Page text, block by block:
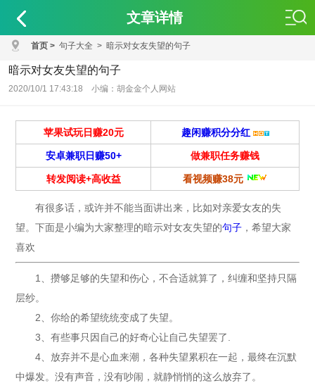
文章详情
首页 > 句子大全 > 暗示对女友失望的句子
暗示对女友失望的句子
2020/10/1 17:43:18 小编：胡金金个人网站
苹果试玩日赚20元 趣闲赚积分分红
安卓兼职日赚50+ 做兼职任务赚钱
转发阅读+高收益 看视频赚38元
有很多话，或许并不能当面讲出来，比如对亲爱女友的失
望。下面是小编为大家整理的暗示对女友失望的句子 ，希望大家
喜欢
1、攒够足够的失望和伤心，不合适就算了，纠缠和坚持只隔
层纱。
2、你给的希望统统变成了失望。
3、有些事只因自己的好奇心让自己失望罢了.
4、放弃并不是心血来潮，各种失望累积在一起，最终在沉默
中爆发。没有声音，没有吵闹，就静悄悄的这么放弃了。